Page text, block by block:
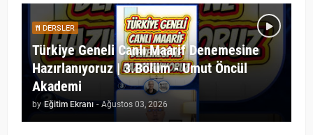
DERSLER
Türkiye Geneli Canlı Maarif Denemesine
Hazırlanıyoruz | 3.Bölüm - Umut Öncül
Akademi
by Eğitim Ekranı - Ağustos 03, 2026